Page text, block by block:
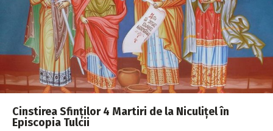
Cinstirea Sfinților 4 Martiri de la Niculițel în
Episcopia Tulcii